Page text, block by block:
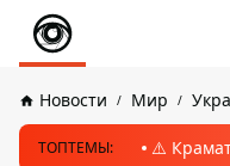
Новости Мир
ТОПТЕМЫ: ⚠️